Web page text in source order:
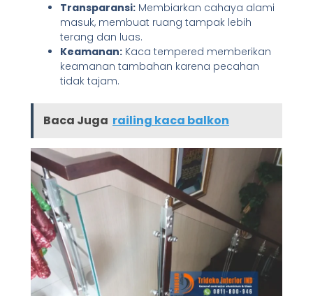
Transparansi: Membiarkan cahaya alami
masuk, membuat ruang tampak lebih
terang dan luas.
Keamanan: Kaca tempered memberikan
keamanan tambahan karena pecahan
tidak tajam.
Baca Juga railing kaca balkon